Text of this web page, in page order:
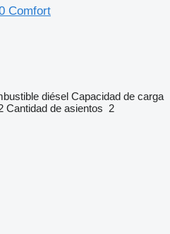
Comfort
diésel Capacidad de carga
Cantidad de asientos 2